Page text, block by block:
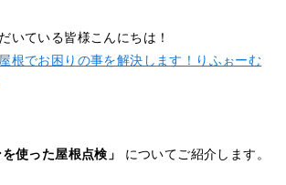
いている皆様こんにちは！
根でお困りの事を解決します！りふぉーむ
を使った屋根点検」 についてご紹介します。